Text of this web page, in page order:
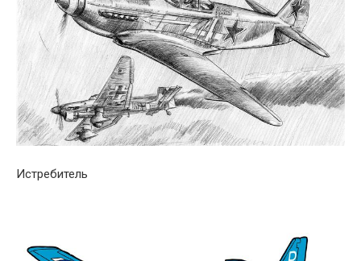
Истребитель